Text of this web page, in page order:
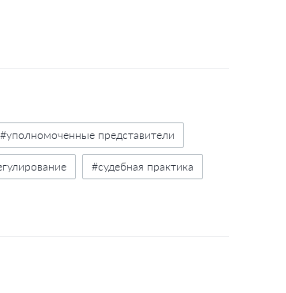
#уполномоченные представители
#судебная практика